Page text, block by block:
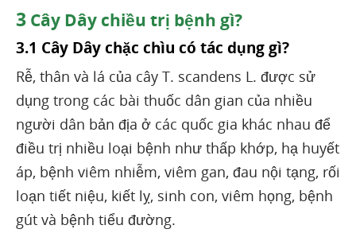
3 Cây Dây chiều trị bệnh gì?
3.1 Cây Dây chặc chìu có tác dụng gì?
Rễ, thân và lá của cây T. scandens L. được sử
dụng trong các bài thuốc dân gian của nhiều
người dân bản địa ở các quốc gia khác nhau để
điều trị nhiều loại bệnh như thấp khớp, hạ huyết
áp, bệnh viêm nhiễm, viêm gan, đau nội tạng, rối
loạn tiết niệu, kiết lỵ, sinh con, viêm họng, bệnh
gút và bệnh tiểu đường.